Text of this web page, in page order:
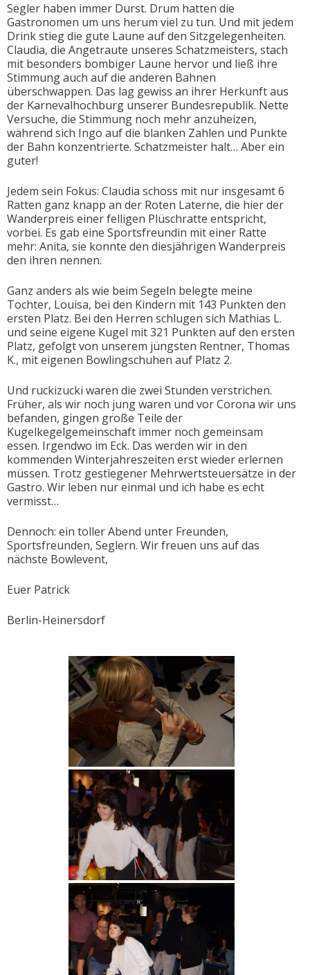
Segler haben immer Durst. Drum hatten die
Gastronomen um uns herum viel zu tun. Und mit jedem
Drink stieg die gute Laune auf den Sitzgelegenheiten.
Claudia, die Angetraute unseres Schatzmeisters, stach
mit besonders bombiger Laune hervor und ließ ihre
Stimmung auch auf die anderen Bahnen
überschwappen. Das lag gewiss an ihrer Herkunft aus
der Karnevalhochburg unserer Bundesrepublik. Nette
Versuche, die Stimmung noch mehr anzuheizen,
während sich Ingo auf die blanken Zahlen und Punkte
der Bahn konzentrierte. Schatzmeister halt… Aber ein
guter!
Jedem sein Fokus: Claudia schoss mit nur insgesamt 6
Ratten ganz knapp an der Roten Laterne, die hier der
Wanderpreis einer felligen Plüschratte entspricht,
vorbei. Es gab eine Sportsfreundin mit einer Ratte
mehr: Anita, sie konnte den diesjährigen Wanderpreis
den ihren nennen.
Ganz anders als wie beim Segeln belegte meine
Tochter, Louisa, bei den Kindern mit 143 Punkten den
ersten Platz. Bei den Herren schlugen sich Mathias L.
und seine eigene Kugel mit 321 Punkten auf den ersten
Platz, gefolgt von unserem jüngsten Rentner, Thomas
K., mit eigenen Bowlingschuhen auf Platz 2.
Und ruckizucki waren die zwei Stunden verstrichen.
Früher, als wir noch jung waren und vor Corona wir uns
befanden, gingen große Teile der
Kugelkegelgemeinschaft immer noch gemeinsam
essen. Irgendwo im Eck. Das werden wir in den
kommenden Winterjahreszeiten erst wieder erlernen
müssen. Trotz gestiegener Mehrwertsteuersätze in der
Gastro. Wir leben nur einmal und ich habe es echt
vermisst…
Dennoch: ein toller Abend unter Freunden,
Sportsfreunden, Seglern. Wir freuen uns auf das
nächste Bowlevent,
Euer Patrick
Berlin-Heinersdorf